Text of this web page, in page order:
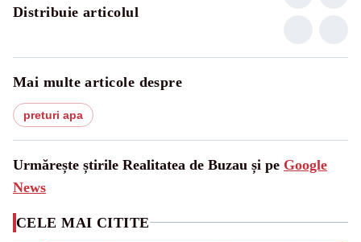
Distribuie articolul
Mai multe articole despre
preturi apa
Urmărește știrile Realitatea de Buzau și pe Google
News
CELE MAI CITITE